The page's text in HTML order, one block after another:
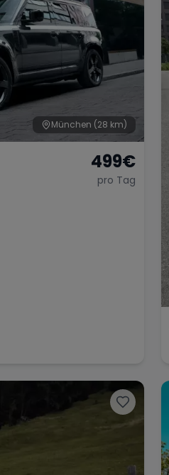
München (28 km)
499€
pro Tag